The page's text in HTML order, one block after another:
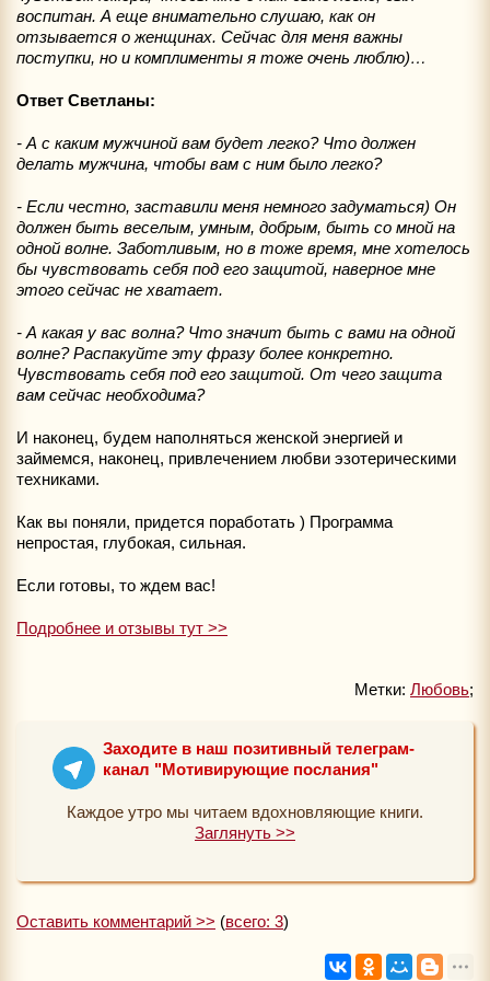
воспитан. А еще внимательно слушаю, как он
отзывается о женщинах. Сейчас для меня важны
поступки, но и комплименты я тоже очень люблю)…
Ответ Светланы:
- А с каким мужчиной вам будет легко? Что должен
делать мужчина, чтобы вам с ним было легко?
- Если честно, заставили меня немного задуматься) Он
должен быть веселым, умным, добрым, быть со мной на
одной волне. Заботливым, но в тоже время, мне хотелось
бы чувствовать себя под его защитой, наверное мне
этого сейчас не хватает.
- А какая у вас волна? Что значит быть с вами на одной
волне? Распакуйте эту фразу более конкретно.
Чувствовать себя под его защитой. От чего защита
вам сейчас необходима?
И наконец, будем наполняться женской энергией и
займемся, наконец, привлечением любви эзотерическими
техниками.
Как вы поняли, придется поработать ) Программа
непростая, глубокая, сильная.
Если готовы, то ждем вас!
Подробнее и отзывы тут >>
Метки: Любовь;
Заходите в наш позитивный телеграм-
канал "Мотивирующие послания"
Каждое утро мы читаем вдохновляющие книги.
Заглянуть >>
Оставить комментарий >> (всего: 3)